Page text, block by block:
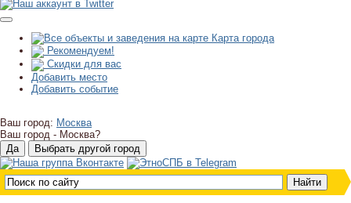
Карта города
Рекомендуем!
Скидки для вас
Добавить место
Добавить событие
Ваш город: Москва
Ваш город - Москва?